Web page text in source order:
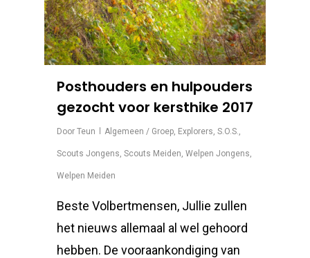
Posthouders en hulpouders
gezocht voor kersthike 2017
Door Teun Algemeen / Groep, Explorers, S.O.S.,
Scouts Jongens, Scouts Meiden, Welpen Jongens,
Welpen Meiden
Beste Volbertmensen, Jullie zullen
het nieuws allemaal al wel gehoord
hebben. De vooraankondiging van